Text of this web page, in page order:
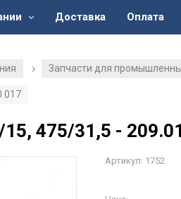
Доставка Оплата
/ Запчасти для
475/31,5 -
Артикул: 1752